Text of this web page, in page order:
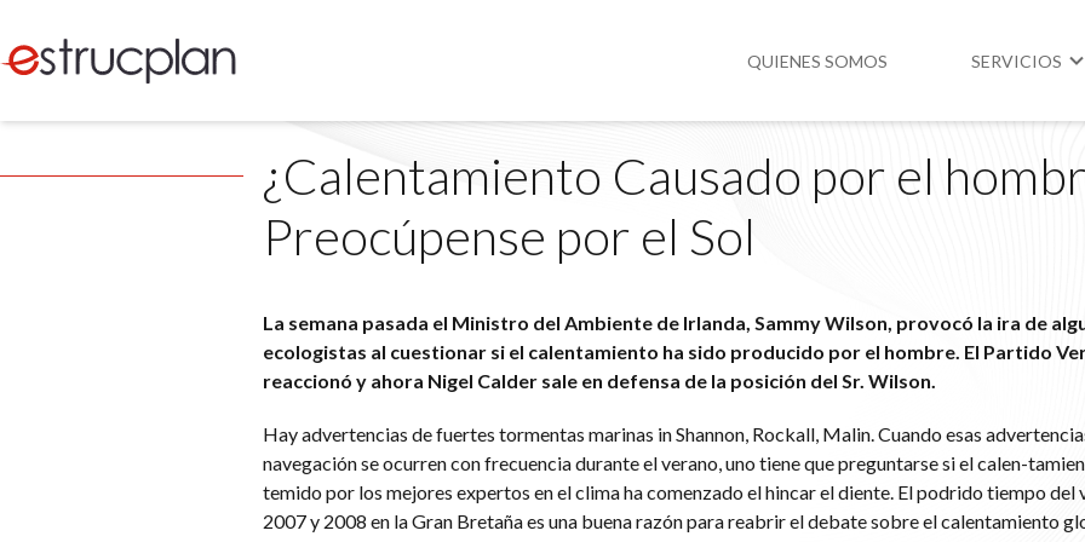
QUIENES SOMOS SERVICIOS
Higiene y
¿Calentamiento Causado por el
Preocúpense por el Sol
La semana pasada el Ministro del Ambiente de Irlanda, Sammy Wilson, provocó la ira de
ecologistas al cuestionar si el calentamiento ha sido producido por el hombre. El Partido
reaccionó y ahora Nigel Calder sale en defensa de la posición del Sr. Wilson.
Hay advertencias de fuertes tormentas marinas in Shannon, Rockall, Malin. Cuando esas
navegación se ocurren con frecuencia durante el verano, uno tiene que preguntarse si el calen-
temido por los mejores expertos en el clima ha comenzado el hincar el diente. El podrido tiempo del
2007 y 2008 en la Gran Bretaña es una buena razón para reabrir el debate sobre el calentamiento